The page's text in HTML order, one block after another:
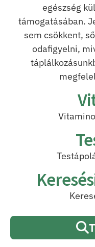
egészség
támogatásában.
sem csökkent,
odafigyelni,